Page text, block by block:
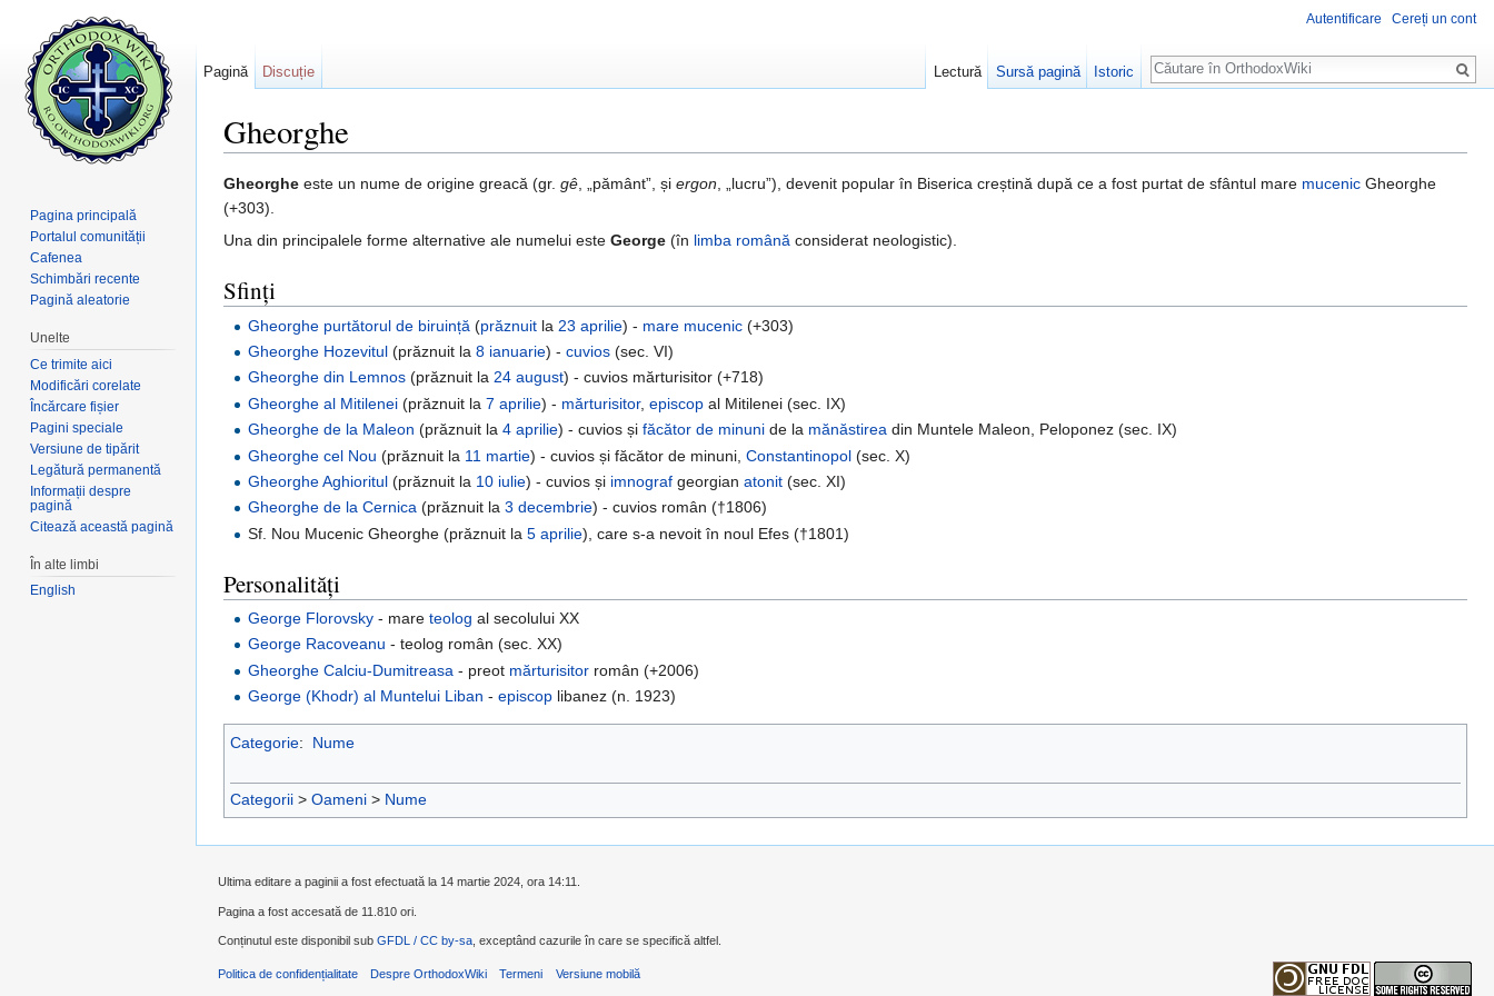
Gheorghe
Gheorghe este un nume de origine greacă (gr. gê, „pământ”, și ergon, „lucru”), devenit popular în Biserica creștină după ce a fost purtat de sfântul mare mucenic Gheorghe
(+303).
Una din principalele forme alternative ale numelui este George (în limba română considerat neologistic).
Sfinți
Gheorghe purtătorul de biruință (prăznuit la 23 aprilie) - mare mucenic (+303)
Gheorghe Hozevitul (prăznuit la8 ianuarie) -cuvios (sec. VI)
Gheorghe din Lemnos (prăznuit la24 august) - cuvios mărturisitor (+718)
Gheorghe al Mitilenei (prăznuit la7 aprilie) - mărturisitor,episcop al Mitilenei (sec. IX)
Gheorghe de la Maleon (prăznuit la4 aprilie) - cuvios șifăcător de minuni de la mănăstirea din Muntele Maleon, Peloponez (sec. IX)
Gheorghe cel Nou (prăznuit la 11 martie) - cuvios și făcător de minuni,Constantinopol (sec. X)
Gheorghe Aghioritul (prăznuit la 10 iulie) - cuvios și imnograf georgianatonit (sec. XI)
Gheorghe de la Cernica (prăznuit la3 decembrie) - cuvios român (†1806)
Sf. Nou Mucenic Gheorghe (prăznuit la5 aprilie), care s-a nevoit în noul Efes (†1801)
Personalități
George Florovsky - mareteolog al secolului XX
George Racoveanu - teolog român (sec. XX)
Gheorghe Calciu-Dumitreasa - preot mărturisitor român (+2006)
George (Khodr) al Muntelui Liban -episcop libanez (n. 1923)
Categorie: Nume
Categorii > Oameni > Nume
Autentificare Cereți un cont
Pagină Discuție Lectură Sursă pagină Istoric
Căutare
Pagina principală
Portalul comunității
Cafenea
Schimbări recente
Pagină aleatorie
Unelte
Ce trimite aici
Modificări corelate
Încărcare fișier
Pagini speciale
Versiune de tipărit
Legătură permanentă
Informații despre
pagină
Citează această pagină
În alte limbi
English
Ultima editare a paginii a fost efectuată la 14 martie 2024, ora 14:11.
Pagina a fost accesată de 11.810 ori.
Conținutul este disponibil sub GFDL / CC by-sa , exceptând cazurile în care se specifică altfel.
Politica de confidențialitate Despre OrthodoxWiki Termeni Versiune mobilă